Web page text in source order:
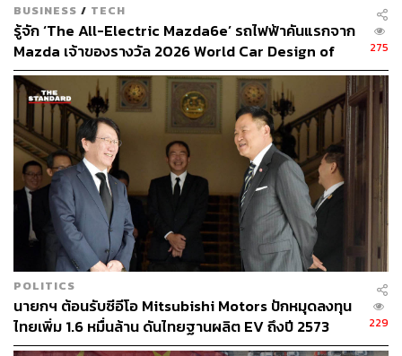
19.6K
ABOUT THE AUTHOR
THE STANDARD WEALTH
สำนักข่าวเศรษฐกิจ ธุรกิจ และการลงทุน โดย
ทีมข่าว THE STANDARD
BUSINESS / TECH
รู้จัก ‘The All-Electric Mazda6e’ รถไฟฟ้าคันแรกจาก
Mazda เจ้าของรางวัล 2026 World Car Design of
the Year [ADVERTORIAL]
275
POLITICS
นายกฯ ต้อนรับซีอีโอ Mitsubishi Motors ปักหมุดลงทุน
ไทยเพิ่ม 1.6 หมื่นล้าน ดันไทยฐานผลิต EV ถึงปี 2573
229